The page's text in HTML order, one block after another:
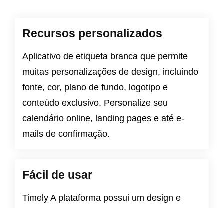
Recursos personalizados
Aplicativo de etiqueta branca que permite
muitas personalizações de design, incluindo
fonte, cor, plano de fundo, logotipo e
conteúdo exclusivo. Personalize seu
calendário online, landing pages e até e-
mails de confirmação.
Fácil de usar
Timely A plataforma possui um design e